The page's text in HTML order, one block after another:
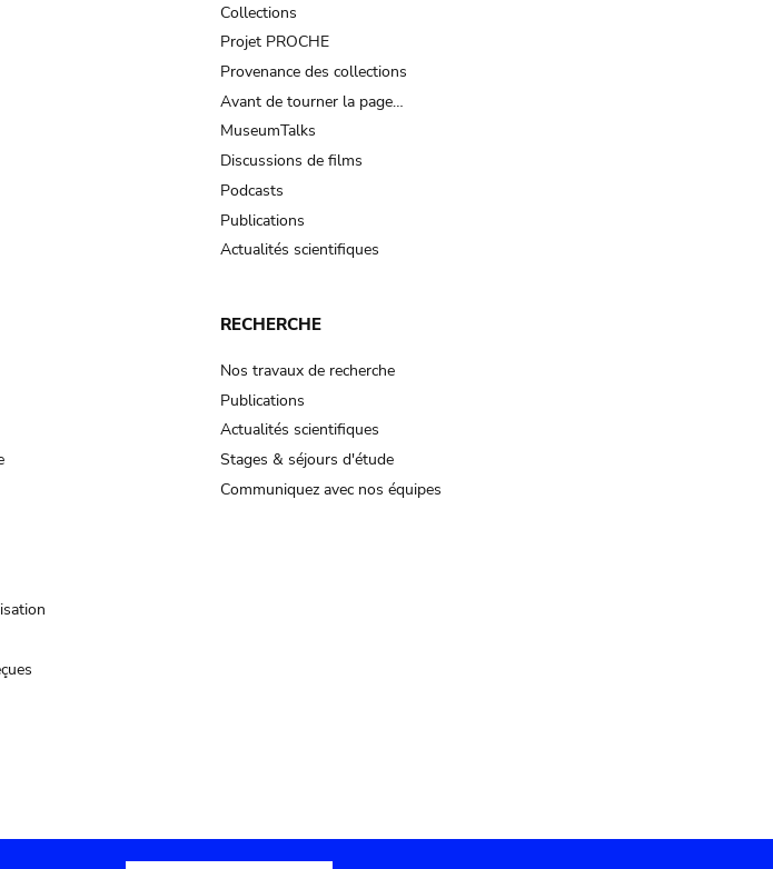
Collections
Projet PROCHE
Provenance des collections
Avant de tourner la page…
MuseumTalks
Discussions de films
Podcasts
Publications
Actualités scientifiques
RECHERCHE
Nos travaux de recherche
Publications
Actualités scientifiques
Stages & séjours d'étude
Communiquez avec nos équipes